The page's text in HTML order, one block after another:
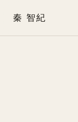
秦 智紀